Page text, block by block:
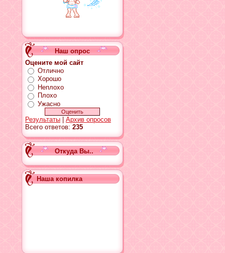
Наш опрос
Оцените мой сайт
Отлично
Хорошо
Неплохо
Плохо
Ужасно
Результаты
Архив опросов
Всего ответов: 235
Откуда Вы..
Наша копилка